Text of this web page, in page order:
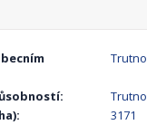
3171